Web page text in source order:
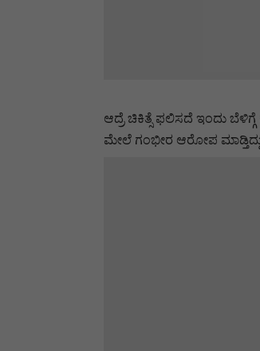
ಆದ್ರೆ ಚಿಕಿತ್ಸೆ ಫಲಿಸದೆ ಇಂದು
ಮೇಲೆ ಗಂಭೀರ ಆರೋಪ